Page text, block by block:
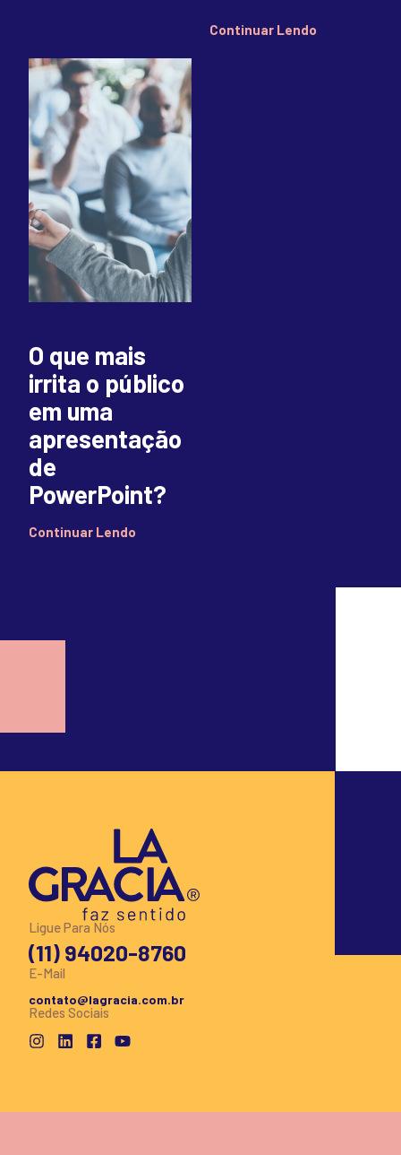
Continuar Lendo
O que mais
irrita o público
em uma
apresentação
de
PowerPoint?
Continuar Lendo
Ligue Para Nós
(11) 94020-8760
E-Mail
contato@lagracia.com.br
Redes Sociais